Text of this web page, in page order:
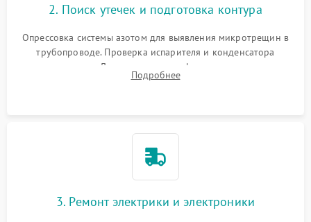
2. Поиск утечек и подготовка контура
Опрессовка системы азотом для выявления микротрещин в
трубопроводе. Проверка испарителя и конденсатора
течеискателем. Демонтаж старого фильтра-осушителя и
продувка капиллярной трубки для устранения засоров.
Подробнее
3. Ремонт электрики и электроники